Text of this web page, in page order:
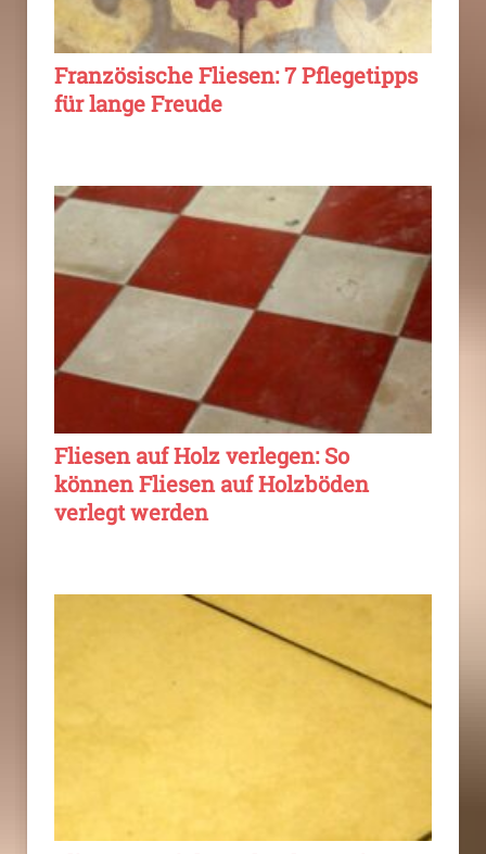
Französische Fliesen: 7 Pflegetipps
für lange Freude
Fliesen auf Holz verlegen: So
können Fliesen auf Holzböden
verlegt werden